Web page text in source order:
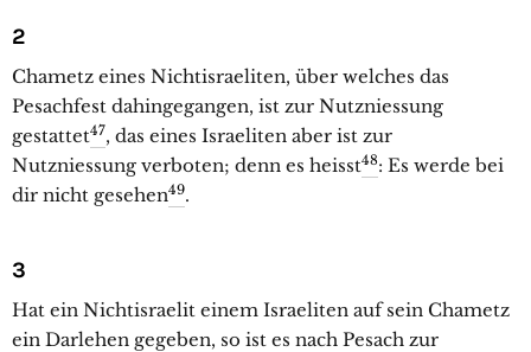
2
Chametz eines Nichtisraeliten, über welches das
Pesachfest dahingegangen, ist zur Nutzniessung
gestattet47, das eines Israeliten aber ist zur
Nutzniessung verboten; denn es heisst48: Es werde bei
dir nicht gesehen49.
3
Hat ein Nichtisraelit einem Israeliten auf sein Chametz
ein Darlehen gegeben, so ist es nach Pesach zur